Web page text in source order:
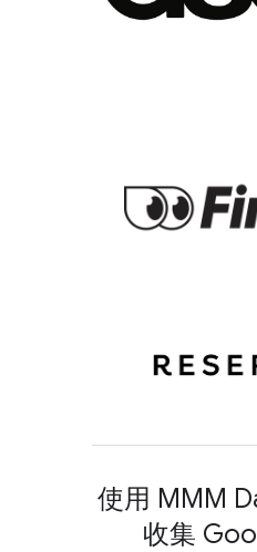
使用 MMM
收集